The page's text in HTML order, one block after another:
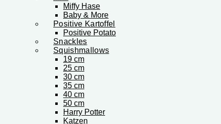
Miffy Hase
Baby & More
Positive Kartoffel
Positive Potato
Snackles
Squishmallows
19 cm
25 cm
30 cm
35 cm
40 cm
50 cm
Harry Potter
Katzen